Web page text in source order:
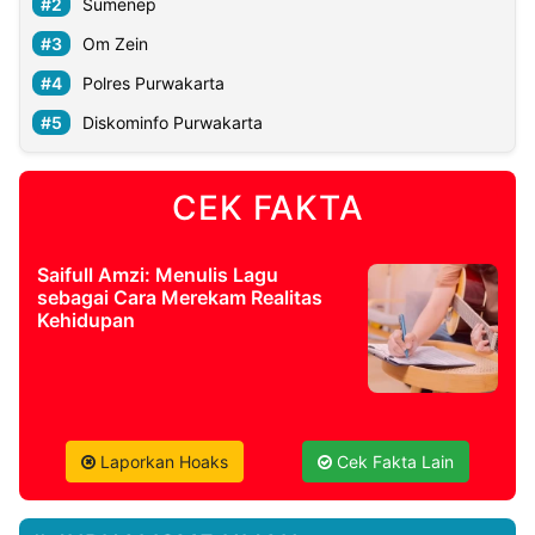
Om Zein
Polres Purwakarta
Diskominfo Purwakarta
CEK FAKTA
Saifull Amzi: Menulis Lagu
sebagai Cara Merekam Realitas
Kehidupan
Laporkan Hoaks Cek Fakta Lain